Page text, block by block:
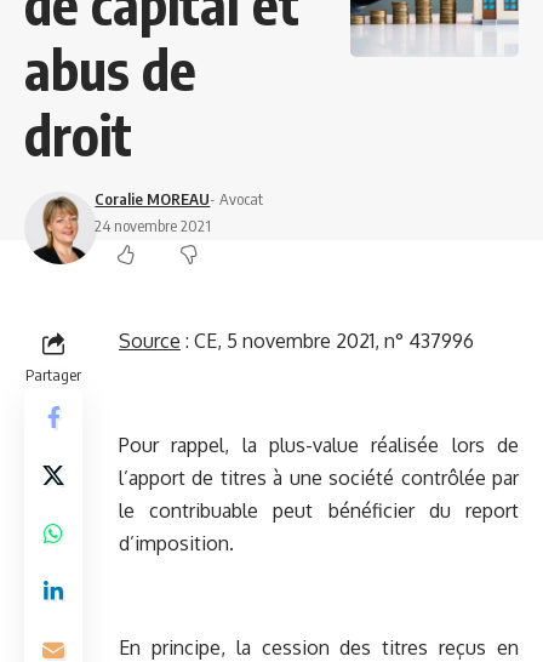
abus de
droit
Coralie MOREAU- Avocat
24 novembre 2021
Partager
Source : CE, 5 novembre 2021, n° 437996
Pour rappel, la plus-value réalisée lors de
l’apport de titres à une société contrôlée par
le contribuable peut bénéficier du report
d’imposition.
En principe, la cession des titres reçus en